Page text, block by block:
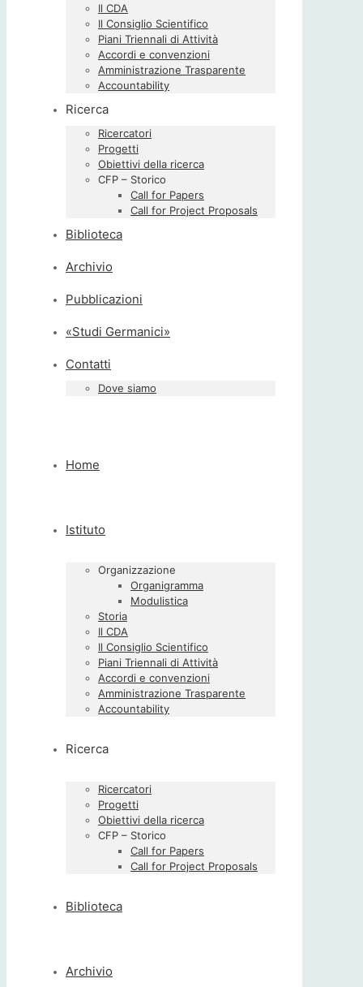
Il CDA
Il Consiglio Scientifico
Piani Triennali di Attività
Accordi e convenzioni
Amministrazione Trasparente
Accountability
Ricerca
Ricercatori
Progetti
Obiettivi della ricerca
CFP – Storico
Call for Papers
Call for Project Proposals
Biblioteca
Archivio
Pubblicazioni
«Studi Germanici»
Contatti
Dove siamo
Home
Istituto
Organizzazione
Organigramma
Modulistica
Storia
Il CDA
Il Consiglio Scientifico
Piani Triennali di Attività
Accordi e convenzioni
Amministrazione Trasparente
Accountability
Ricerca
Ricercatori
Progetti
Obiettivi della ricerca
CFP – Storico
Call for Papers
Call for Project Proposals
Biblioteca
Archivio